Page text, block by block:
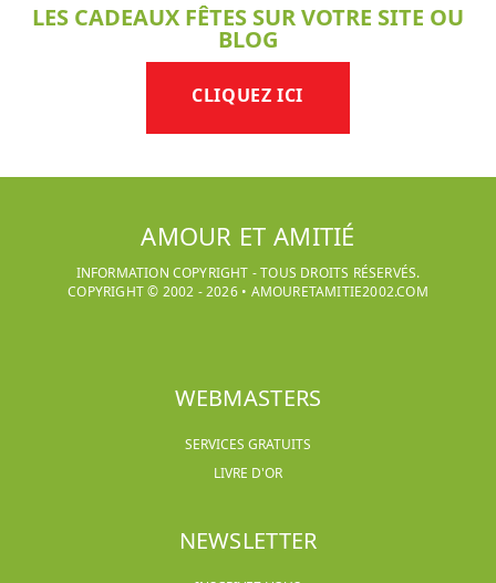
LES CADEAUX FÊTES SUR VOTRE SITE OU
BLOG
CLIQUEZ ICI
AMOUR ET AMITIÉ
INFORMATION COPYRIGHT - TOUS DROITS RÉSERVÉS.
COPYRIGHT © 2002 -2026• AMOURETAMITIE2002.COM
WEBMASTERS
SERVICES GRATUITS
LIVRE D'OR
NEWSLETTER